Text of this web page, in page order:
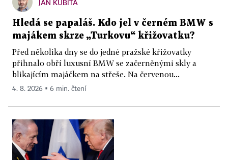
JAN KUBITA
Hledá se papaláš. Kdo jel v černém BMW s
majákem skrze „Turkovu“ křižovatku?
Před několika dny se do jedné pražské křižovatky
přihnalo obří luxusní BMW se začerněnými skly a
blikajícím majáčkem na střeše. Na červenou...
4. 8. 2026 ▪ 6 min. čtení